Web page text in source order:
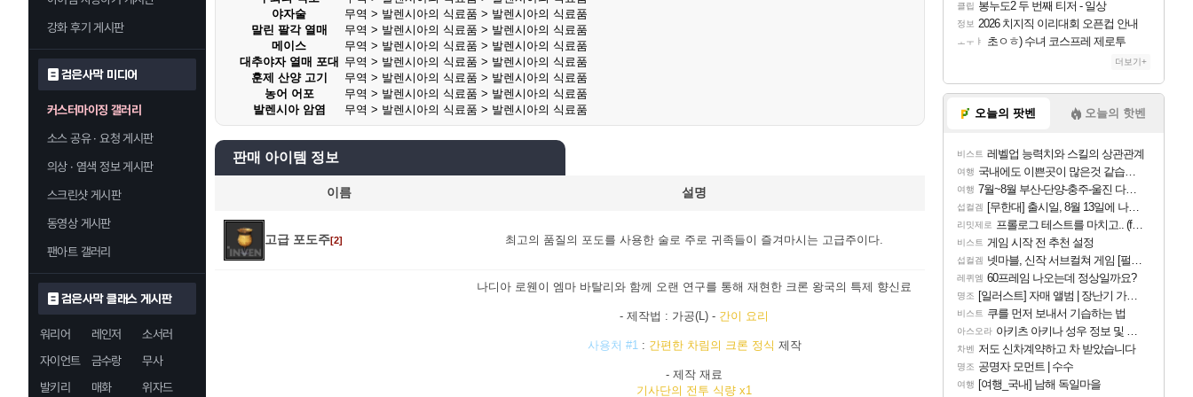
강화 후기 게시판
검은사막 미디어
커스터마이징 갤러리
소스 공유 · 요청 게시판
의상 · 염색 정보 게시판
스크린샷 게시판
동영상 게시판
팬아트 갤러리
검은사막 클래스 게시판
워리어 레인저
소서러
자이언트
금수랑
무사
발키리
매화 위자드
야자술
무역 > 발렌시아의 식료품 > 발렌시아의 식료품
말린 팔각 열매
무역 > 발렌시아의 식료품 > 발렌시아의 식료품
메이스
무역 > 발렌시아의 식료품 > 발렌시아의 식료품
대추야자 열매 포대 무역 > 발렌시아의 식료품 > 발렌시아의 식료품
훈제 산양 고기
무역 > 발렌시아의 식료품 > 발렌시아의 식료품
농어 어포
무역 > 발렌시아의 식료품 > 발렌시아의 식료품
발렌시아 암염
무역 > 발렌시아의 식료품 > 발렌시아의 식료품
판매 아이템 정보
이름 설명
고급 포도주[2] 최고의 품질의 포도를 사용한 술로 주로 귀족들이 즐겨마시는 고급주이다.
나디아 로웬이 엠마 바탈리와 함께 오랜 연구를 통해 재현한 크론 왕국의 특제 향신료
- 제작법 : 가공(L) - 간이 요리
사용처 #1: 간편한 차림의 크론 정식 제작
- 제작 재료
기사단의 전투 식량 x1
클립 봉누도2 두 번째 티저 - 일상
정보 2026 치지직 이리대회 오픈컵 안내
ㅗㅜㅑ 초ㅇㅎ) 수녀 코스프레 제로투
더보기+
오늘의 팟벤 오늘의 핫벤
비스트 레벨업 능력치와 스킬의 상관관계
여행 국내에도 이쁜곳이 많은것 같습니다
여행 7월~8월 부산-단양-충주-울진 다녀왔어요~
섭컬겜 [무한대] 출시일, 8월 13일에 나오나
리밋제로 프롤로그 테스트를 마치고.. (feat. 리아)
비스트 게임 시작 전 추천 설정
섭컬겜 넷마블, 신작 서브컬쳐 게임 [펄 인 블루] 티저 사이트 오픈
레퀴엠 60프레임 나오는데 정상일까요?
명조 [일러스트] 자매 앨범 | 장난기 가득한 오후의 공원 (리메이크판)
비스트 쿠를 먼저 보내서 기습하는 법
아스오라 아키츠 아키나 성우 정보 및 주요 필모
차벤 저도 신차계약하고 차 받았습니다
명조 공명자 모먼트 | 수수
여행
[여행_국내] 남해 독일마을